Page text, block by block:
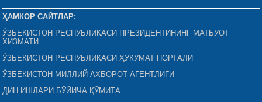
ҲАМКОР САЙТЛАР:
ЎЗБЕКИСТОН РЕСПУБЛИКАСИ ПРЕЗИДЕНТИНИНГ МАТБУОТ
ХИЗМАТИ
ЎЗБЕКИСТОН РЕСПУБЛИКАСИ ҲУКУМАТ ПОРТАЛИ
ЎЗБЕКИСТОН МИЛЛИЙ АХБОРОТ АГЕНТЛИГИ
ДИН ИШЛАРИ БЎЙИЧА ҚЎМИТА